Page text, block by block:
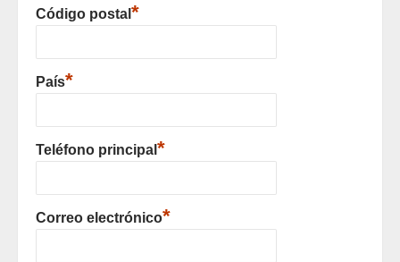
Código postal *
País*
Teléfono principal *
Correo electrónico*